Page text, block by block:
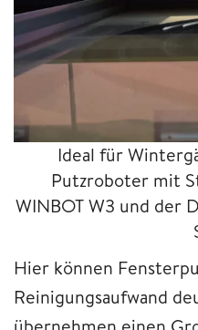
Ideal für
Putzroboter mit
WINBOT W3 und der
Hier können
Reinigungsaufwand